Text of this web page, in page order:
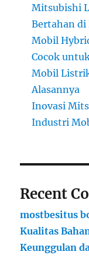
Mitsubishi
Bertahan di
Mobil
Cocok
Mobil
Alasannya
Inovasi
Industri
Recent
mostbesitus
Kualitas
Keunggulan